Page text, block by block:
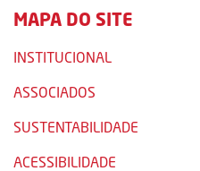
MAPA DO SITE
INSTITUCIONAL
ASSOCIADOS
SUSTENTABILIDADE
ACESSIBILIDADE